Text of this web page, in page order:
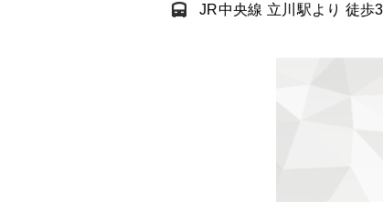
JR中央線 立川駅より 徒歩